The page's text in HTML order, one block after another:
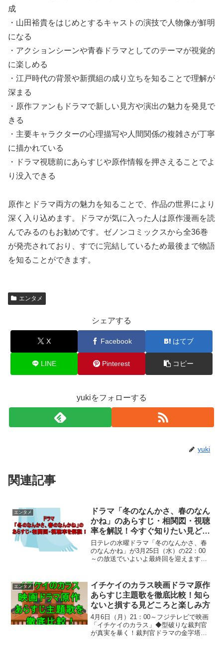
成
・山田裕貴をはじめとするキャストの演技で人物像が鮮明
になる
・アクションシーンや青春ドラマとしてのテーマが視覚的
に楽しめる
・江戸時代の背景や新撰組の成り立ちを知ることで理解が
深まる
・原作ファンもドラマで新しい見方や演出の魅力を発見で
きる
・主要キャラクターの心理描写や人間関係の複雑さが丁寧
に描かれている
・ドラマ視聴前にあらすじや原作情報を押さえることでよ
り没入できる
原作とドラマ両方の魅力を知ることで、作品の世界により
深く入り込めます。ドラマが気に入った人は原作漫画を読
んでみるのもお勧めです。ゼノンコミックスから全36巻
が発売されており、すでに完結しているため最後まで物語
を知ることができます。
エンタメ
シェアする
X Facebook はてブ
LINE Pinterest コピー
yukiをフォローする
yuki
関連記事
エンタメ
ドラマ「冬のなんかさ、春のなん
かね」のあらすじ・相関図・視聴
率を解説！今すぐ知りたい見どこ
ろとは
日テレの水曜ドラマ「冬のなんかさ、春
のなんかね」が3月25日（水）の22：00
～の放送でいよいよ最終回を迎えます。
せんか？本記事では物語の流れや登場人
物の関係、人気の理...
エンタメ
イチケイのカラス映画ドラマ原作
あらすじ主題歌を徹底比較！知ら
ないと損する見どころと楽しみ方
4月6日（月）21：00～フジテレビで映画
「イチケイのカラス」◆型破りな裁判官
が真実を暴く！裁判官ドラマの金字塔が